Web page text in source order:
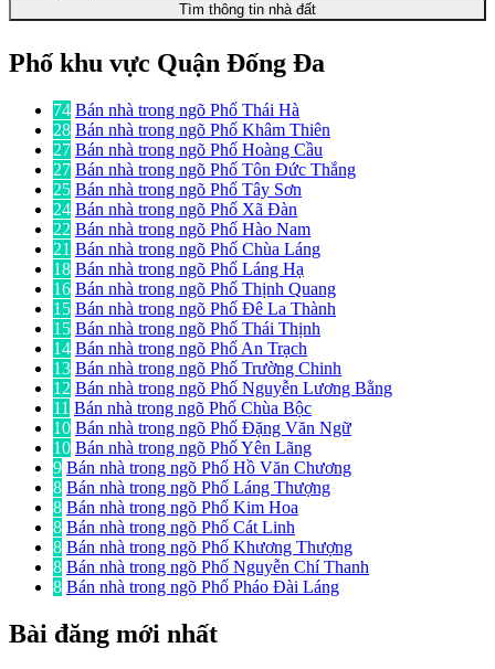
Tìm thông tin nhà đất
Phố khu vực Quận Đống Đa
74 Bán nhà trong ngõ Phố Thái Hà
28 Bán nhà trong ngõ Phố Khâm Thiên
27 Bán nhà trong ngõ Phố Hoàng Cầu
27 Bán nhà trong ngõ Phố Tôn Đức Thắng
25 Bán nhà trong ngõ Phố Tây Sơn
24 Bán nhà trong ngõ Phố Xã Đàn
22 Bán nhà trong ngõ Phố Hào Nam
21 Bán nhà trong ngõ Phố Chùa Láng
18 Bán nhà trong ngõ Phố Láng Hạ
16 Bán nhà trong ngõ Phố Thịnh Quang
15 Bán nhà trong ngõ Phố Đê La Thành
15 Bán nhà trong ngõ Phố Thái Thịnh
14 Bán nhà trong ngõ Phố An Trạch
13 Bán nhà trong ngõ Phố Trường Chinh
12 Bán nhà trong ngõ Phố Nguyễn Lương Bằng
11 Bán nhà trong ngõ Phố Chùa Bộc
10 Bán nhà trong ngõ Phố Đặng Văn Ngữ
10 Bán nhà trong ngõ Phố Yên Lãng
9 Bán nhà trong ngõ Phố Hồ Văn Chương
8 Bán nhà trong ngõ Phố Láng Thượng
8 Bán nhà trong ngõ Phố Kim Hoa
8 Bán nhà trong ngõ Phố Cát Linh
8 Bán nhà trong ngõ Phố Khương Thượng
8 Bán nhà trong ngõ Phố Nguyễn Chí Thanh
8 Bán nhà trong ngõ Phố Pháo Đài Láng
Bài đăng mới nhất